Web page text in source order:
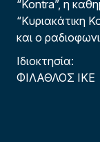
“Kontra”, η
“Κυριακάτικη
και ο
Ιδιοκτησία:
ΦΙΛΑΘΛΟΣ ΙΚΕ